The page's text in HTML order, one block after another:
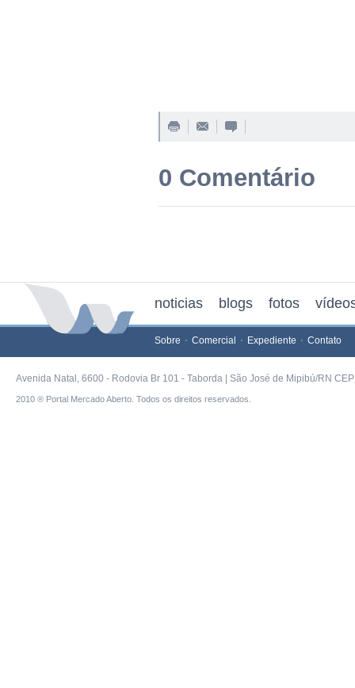
0 Comentário
noticias blogs fotos
Sobre Comercial Expediente Contato
Avenida Natal, 6600 - Rodovia Br 101 - Taborda | São José de Mipibú/RN
2010 ® Portal Mercado Aberto. Todos os direitos reservados.